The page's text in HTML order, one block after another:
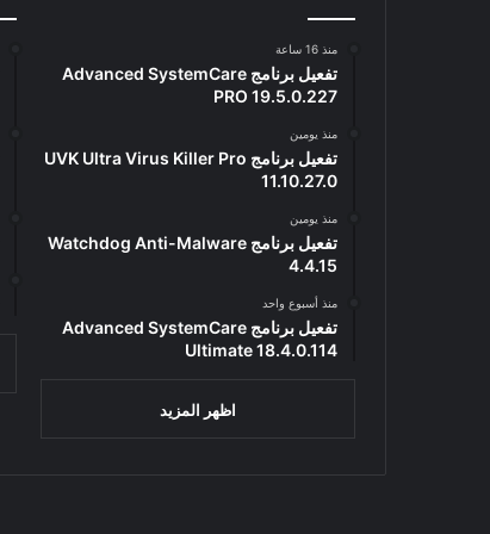
منذ 16 ساعة
تفعيل برنامج Advanced SystemCare
PRO 19.5.0.227
منذ يومين
تفعيل برنامج UVK Ultra Virus Killer Pro
11.10.27.0
منذ يومين
تفعيل برنامج Watchdog Anti-Malware
4.4.15
منذ أسبوع واحد
تفعيل برنامج Advanced SystemCare
Ultimate 18.4.0.114
اظهر المزيد